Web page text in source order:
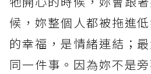
候，妳整個人都被拖進
的幸福，是情緒連結；
同一件事。因為妳不是